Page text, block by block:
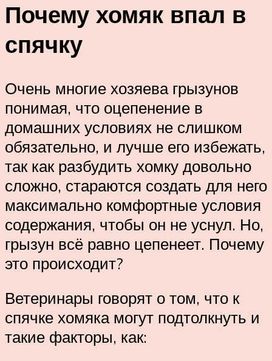
Почему хомяк впал в
спячку
Очень многие хозяева грызунов
понимая, что оцепенение в
домашних условиях не слишком
обязательно, и лучше его избежать,
так как разбудить хомку довольно
сложно, стараются создать для него
максимально комфортные условия
содержания, чтобы он не уснул. Но,
грызун всё равно цепенеет. Почему
это происходит?
Ветеринары говорят о том, что к
спячке хомяка могут подтолкнуть и
такие факторы, как: